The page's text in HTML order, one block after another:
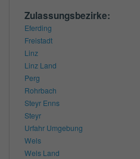
Zulassungsbezirke:
Eferding
Freistadt
Linz
Linz Land
Perg
Rohrbach
Steyr Enns
Steyr
Urfahr Umgebung
Wels
Wels Land